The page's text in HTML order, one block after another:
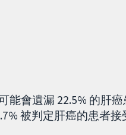
能會遺漏 22.5% 的肝
被判定肝癌的患者接